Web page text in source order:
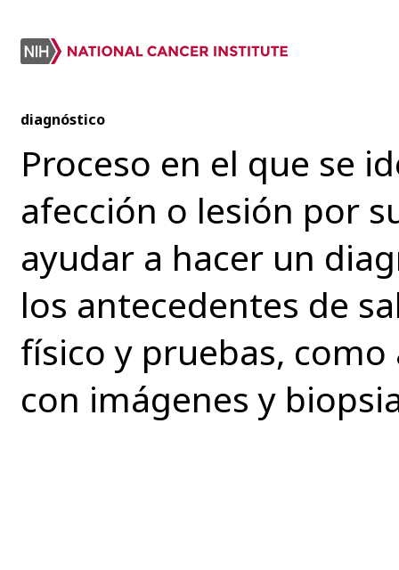
diagnóstico
Proceso en el que se
afección o lesión por
ayudar a hacer un
los antecedentes de
físico y pruebas,
con imágenes y